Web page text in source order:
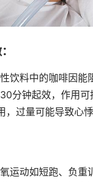
饮料中的咖啡因能
分钟起效，作用
过量可能导致心悸
运动如短跑、负重